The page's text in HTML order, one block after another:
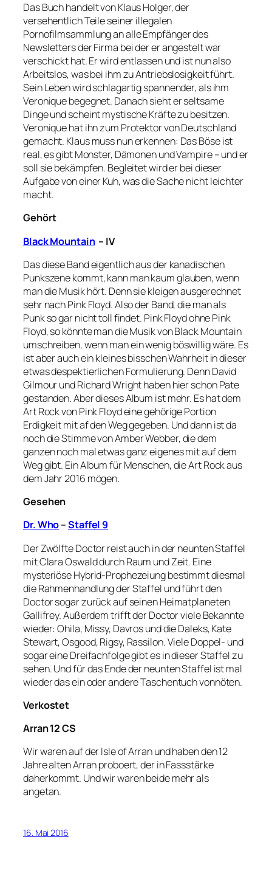
Das Buch handelt von Klaus Holger, der
versehentlich Teile seiner illegalen
Pornofilmsammlung an alle Empfänger des
Newsletters der Firma bei der er angestelt war
verschickt hat. Er wird entlassen und ist nun also
Arbeitslos, was bei ihm zu Antriebslosigkeit führt.
Sein Leben wird schlagartig spannender, als ihm
Veronique begegnet. Danach sieht er seltsame
Dinge und scheint mystische Kräfte zu besitzen.
Veronique hat ihn zum Protektor von Deutschland
gemacht. Klaus muss nun erkennen: Das Böse ist
real, es gibt Monster, Dämonen und Vampire – und er
soll sie bekämpfen. Begleitet wird er bei dieser
Aufgabe von einer Kuh, was die Sache nicht leichter
macht.
Gehört
Black Mountain– IV
Das diese Band eigentlich aus der kanadischen
Punkszene kommt, kann man kaum glauben, wenn
man die Musik hört. Denn sie kleigen ausgerechnet
sehr nach Pink Floyd. Also der Band, die man als
Punk so gar nicht toll findet. Pink Floyd ohne Pink
Floyd, so könnte man die Musik von Black Mountain
umschreiben, wenn man ein wenig böswillig wäre. Es
ist aber auch ein kleines bisschen Wahrheit in dieser
etwas despektierlichen Formulierung. Denn David
Gilmour und Richard Wright haben hier schon Pate
gestanden. Aber dieses Album ist mehr. Es hat dem
Art Rock von Pink Floyd eine gehörige Portion
Erdigkeit mit af den Weg gegeben. Und dann ist da
noch die Stimme von Amber Webber, die dem
ganzen noch mal etwas ganz eigenes mit auf dem
Weg gibt. Ein Album für Menschen, die Art Rock aus
dem Jahr 2016 mögen.
Gesehen
Dr. Who–Staffel 9
Der Zwölfte Doctor reist auch in der neunten Staffel
mit Clara Oswald durch Raum und Zeit. Eine
mysteriöse Hybrid-Prophezeiung bestimmt diesmal
die Rahmenhandlung der Staffel und führt den
Doctor sogar zurück auf seinen Heimatplaneten
Gallifrey. Außerdem trifft der Doctor viele Bekannte
wieder: Ohila, Missy, Davros und die Daleks, Kate
Stewart, Osgood, Rigsy, Rassilon. Viele Doppel- und
sogar eine Dreifachfolge gibt es in dieser Staffel zu
sehen. Und für das Ende der neunten Staffel ist mal
wieder das ein oder andere Taschentuch vonnöten.
Verkostet
Arran 12 CS
Wir waren auf der Isle of Arran und haben den 12
Jahre alten Arran proboert, der in Fassstärke
daherkommt. Und wir waren beide mehr als
angetan.
16. Mai 2016